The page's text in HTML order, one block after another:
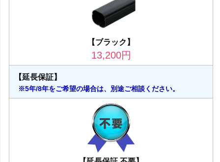
【ブラック】
13,200円
【延長保証】
※5年/8年をご希望の場合は、別途ご相談ください。